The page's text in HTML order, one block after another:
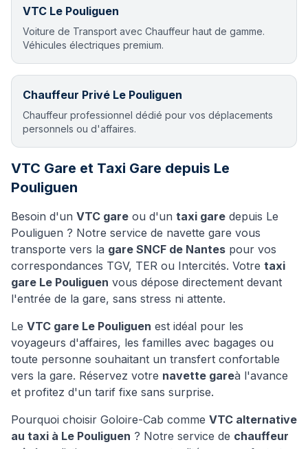
VTC Le Pouliguen
Voiture de Transport avec Chauffeur haut de gamme.
Véhicules électriques premium.
Chauffeur Privé Le Pouliguen
Chauffeur professionnel dédié pour vos déplacements
personnels ou d'affaires.
VTC Gare et Taxi Gare depuis Le
Pouliguen
Besoin d'un VTC gare ou d'un taxi gare depuis Le
Pouliguen ? Notre service de navette gare vous
transporte vers la gare SNCF de Nantes pour vos
correspondances TGV, TER ou Intercités. Votre taxi
gare Le Pouliguen vous dépose directement devant
l'entrée de la gare, sans stress ni attente.
Le VTC gare Le Pouliguen est idéal pour les
voyageurs d'affaires, les familles avec bagages ou
toute personne souhaitant un transfert confortable
vers la gare. Réservez votre navette gareà l'avance
et profitez d'un tarif fixe sans surprise.
Pourquoi choisir Goloire-Cab comme VTC alternative
au taxi à Le Pouliguen ? Notre service de chauffeur